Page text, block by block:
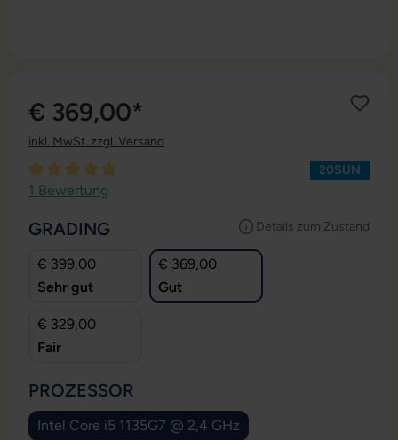
€ 369,00*
inkl. MwSt. zzgl. Versand
Durchschnittliche Bewertung von 5 von 5 Sternen
1 Bewertung
20SUN
Details zum Zustand
GRADING
€ 399,00
Sehr gut
€ 369,00
Gut
€ 329,00
Fair
PROZESSOR
Intel Core i5 1135G7 @ 2,4 GHz